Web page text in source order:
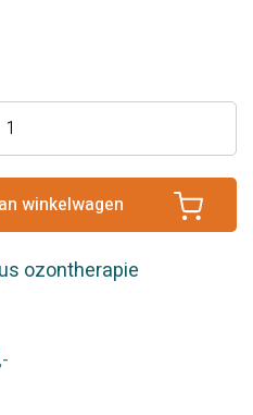
winkelwagen
ozontherapie